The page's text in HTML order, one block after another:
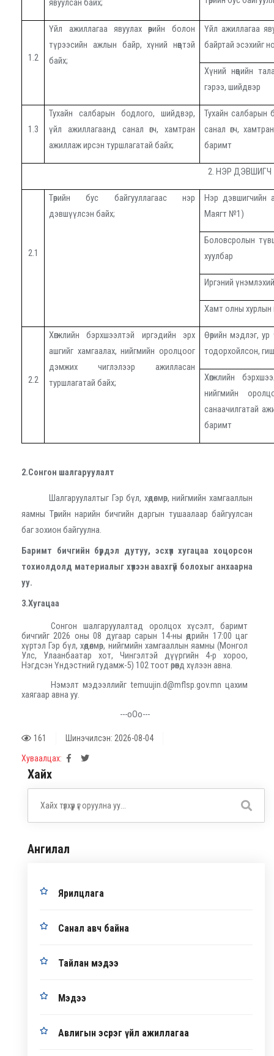
явуулсан байх;
1.2
Үйл ажиллагаа явуулах өөрийн болон
түрээсийн ажлын байр, хүний нөөцтэй
байх;
Үйл ажиллагаа
байртай эсэхийг
Хүний нөөцийн
гэрээ, шийдвэр
1.3
Тухайн салбарын бодлого, шийдвэр,
үйл ажиллагаанд санал өгч, хамтран
ажиллаж ирсэн туршлагатай байх;
Тухайн салбарын
санал өгч,
баримт
2. НЭР ДЭВШИГЧ
2.1
Төрийн бус байгууллагаас нэр
дэвшүүлсэн байх;
Нэр дэвшигчийн
Маягт №1)
Боловсролын
хуулбар
Иргэний
Хамт олны
2.2
Хөгжлийн бэрхшээлтэй иргэдийн эрх
ашгийг хамгаалах, нийгмийн оролцоог
дэмжих чиглэлээр ажилласан
туршлагатай байх;
Өөрийн мэдлэг,
тодорхойлсон,
Хөгжлийн
нийгмийн
санаачилгатай
баримт
2.Сонгон шалгаруулалт
Шалгаруулалтыг Гэр бүл, хөдөлмөр, нийгмийн хамгааллын
яамны Төрийн нарийн бичгийн даргын тушаалаар байгуулсан
баг зохион байгуулна.
Баримт бичгийн бүрдэл дутуу, эсхүл хугацаа хоцорсон
тохиолдолд материалыг хүлээн авахгүй болохыг анхаарна
уу.
3.Хугацаа
Сонгон шалгаруулалтад оролцох хүсэлт, баримт
бичгийг 2026 оны 08 дугаар сарын 14-ны өдрийн 17:00 цаг
хүртэл Гэр бүл, хөдөлмөр, нийгмийн хамгааллын яамны (Монгол
Улс, Улаанбаатар хот, Чингэлтэй дүүргийн 4-р хороо,
Нэгдсэн Үндэстний гудамж-5) 102 тоот өрөөнд хүлээн авна.
Нэмэлт мэдээллийгtemuujin.d@mflsp.gov.mn цахим
хаягаар авна уу.
---oOo---
161 Шинэчилсэн: 2026-08-04
Хуваалцах:
Хайх
Ангилал
Ярилцлага
Санал авч байна
Тайлан мэдээ
Мэдээ
Авлигын эсрэг үйл ажиллагаа